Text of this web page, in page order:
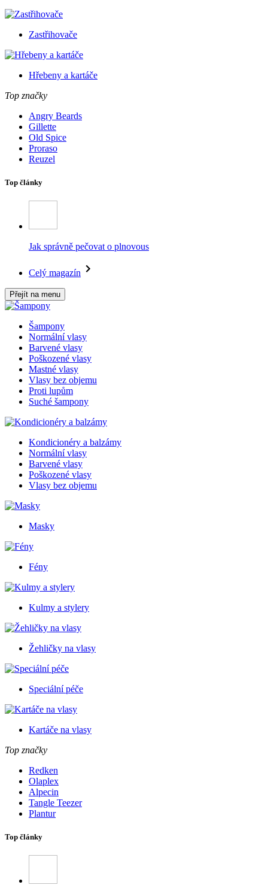
Zastřihovače
Hřebeny a kartáče
Top značky
Angry Beards
Gillette
Old Spice
Proraso
Reuzel
Top články
Jak správně pečovat o plnovous
Celý magazín
Přejít na menu
Šampony
Normální vlasy
Barvené vlasy
Poškozené vlasy
Mastné vlasy
Vlasy bez objemu
Proti lupům
Suché šampony
Kondicionéry a balzámy
Normální vlasy
Barvené vlasy
Poškozené vlasy
Vlasy bez objemu
Masky
Fény
Kulmy a stylery
Žehličky na vlasy
Speciální péče
Kartáče na vlasy
Top značky
Redken
Olaplex
Alpecin
Tangle Teezer
Plantur
Top články